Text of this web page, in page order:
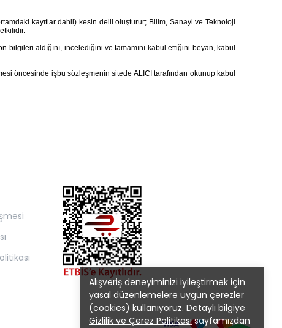
Alışveriş deneyiminizi iyileştirmek için
yasal düzenlemelere uygun çerezler
(cookies) kullanıyoruz. Detaylı bilgiye
Gizlilik ve Çerez Politikasısayfamızdan
kayıtlar dahil) kesin delil oluşturur; Bilim, Sanayi ve Teknoloji
bilgileri aldığını, incelediğini ve tamamını kabul ettiğini beyan, kabul
öncesinde işbu sözleşmenin sitede ALICI tarafından okunup kabul